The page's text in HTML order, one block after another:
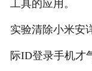
工具的应用。
实验清除小米安
际ID登录手机才